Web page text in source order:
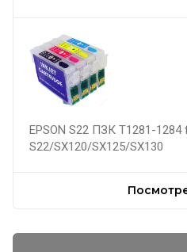
EPSON S22 ПЗК Т1281-1284
S22/SX120/SX125/SX130